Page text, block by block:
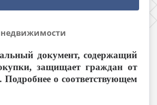
недвижимости
документ, содержащий
защищает граждан от
о соответствующем